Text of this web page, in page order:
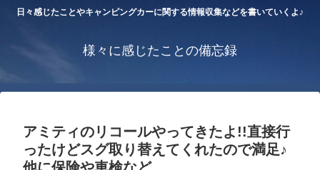
日々感じたことやキャンピングカーに関する情報収集などを書いていくよ♪
様々に感じたことの備忘録
アミティのリコールやってきたよ!!直接行
ったけどスグ取り替えてくれたので満足♪